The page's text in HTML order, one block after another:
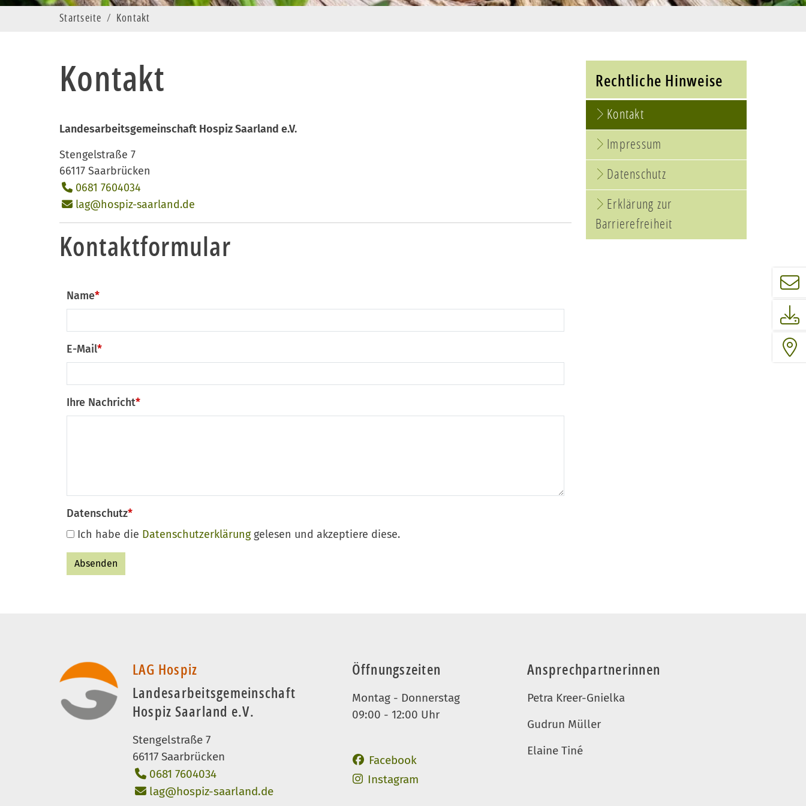
Startseite Kontakt
Rechtliche Hinweise
Kontakt
Impressum
Datenschutz
Erklärung zur
Barrierefreiheit
Kontakt
Landesarbeitsgemeinschaft Hospiz Saarland e.V.
Stengelstraße 7
66117 Saarbrücken
0681 7604034
lag@hospiz-saarland.de
Kontaktformular
Name*
E-Mail*
Ihre Nachricht*
Datenschutz*
Ich habe die Datenschutzerklärunggelesen und akzeptiere diese.
Landesarbeitsgemeinschaft
Hospiz Saarland e.V.
LAG Hospiz
Stengelstraße 7
66117 Saarbrücken
0681 7604034
lag@hospiz-saarland.de
Öffnungszeiten
Montag - Donnerstag
09:00 - 12:00 Uhr
Facebook
InstagramAuftritt des LAG Hospiz
Ansprechpartnerinnen
Petra Kreer-Gnielka
Gudrun Müller
Elaine Tiné